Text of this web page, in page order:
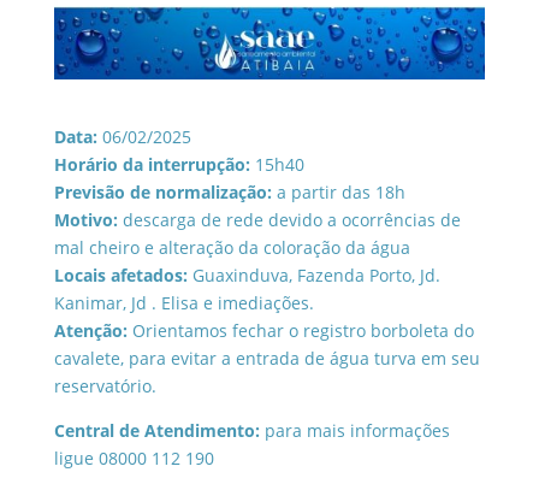
Data: 06/02/2025
Horário da interrupção: 15h40
Previsão de normalização: a partir das 18h
Motivo: descarga de rede devido a ocorrências de
mal cheiro e alteração da coloração da água
Locais afetados: Guaxinduva, Fazenda Porto, Jd.
Kanimar, Jd . Elisa e imediações.
Atenção: Orientamos fechar o registro borboleta do
cavalete, para evitar a entrada de água turva em seu
reservatório.
Central de Atendimento: para mais informações
ligue 08000 112 190